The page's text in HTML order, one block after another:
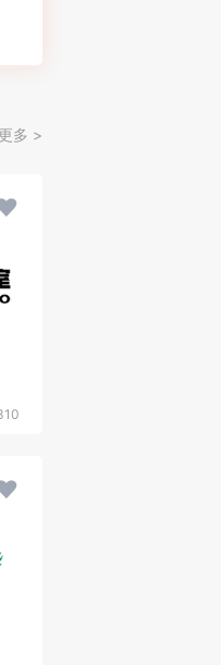
多 >